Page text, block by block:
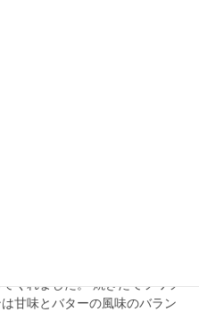
くれました。 焼きたてフワフ
甘味とバターの風味のバラン